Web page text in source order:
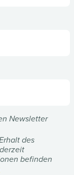
Newsletter
des
befinden